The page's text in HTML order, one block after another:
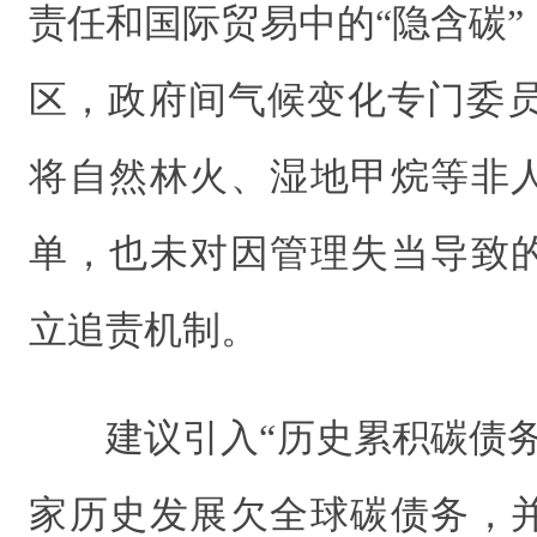
责任和国际贸易中的“隐含碳
区，政府间气候变化专门委
将自然林火、湿地甲烷等非
单，也未对因管理失当导致
立追责机制。
建议引入“历史累积碳债
家历史发展欠全球碳债务，